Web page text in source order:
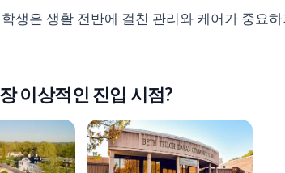
생은 생활 전반에 걸친 관리와 케어가 중요
이상적인 진입 시점?